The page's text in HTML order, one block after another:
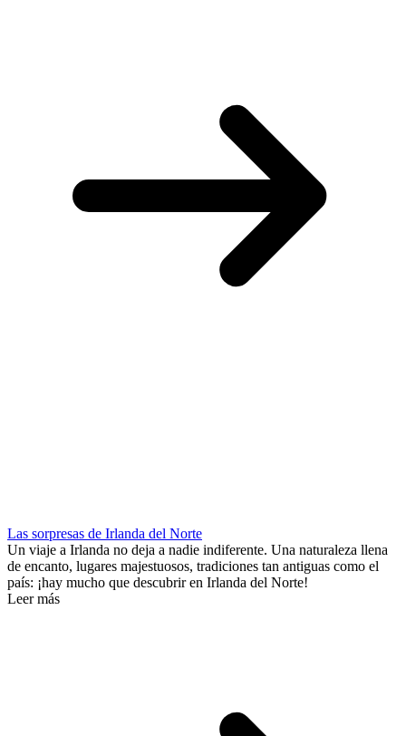
Las sorpresas de Irlanda del Norte
Un viaje a Irlanda no deja a nadie indiferente. Una naturaleza llena
de encanto, lugares majestuosos, tradiciones tan antiguas como el
país: ¡hay mucho que descubrir en Irlanda del Norte!
Leer más